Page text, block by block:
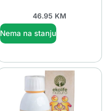
46.95 KM
Nema na stanju